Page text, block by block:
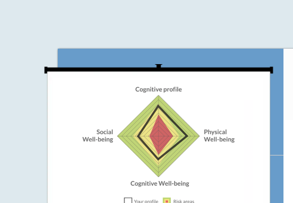
集中力を評価するため
のコンピュ－タ－化さ
れたバッテリー